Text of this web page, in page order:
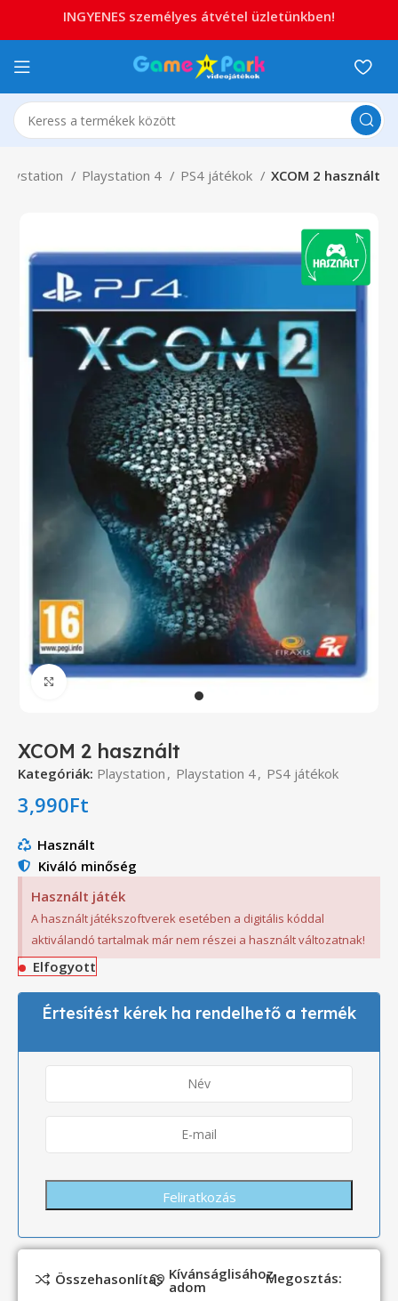
Playstation 4 PS4 játékok XCOM 2 használt
Click to enlarge
XCOM 2 használt
Kategóriák: Playstation , Playstation 4, PS4 játékok
3,990Ft
Használt
Kiváló minőség
Használt játék
A használt játékszoftverek esetében a digitális kóddal
aktiválandó tartalmak már nem részei a használt változatnak!
Elfogyott
Értesítést kérek ha rendelhető a termék
Összehasonlítás Kívánságlisához
adom Megosztás:
INGYENES személyes átvétel üzletünkben!